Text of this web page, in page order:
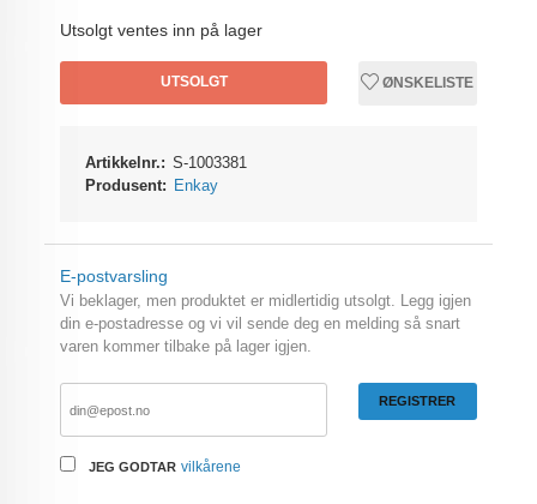
Utsolgt ventes inn på lager
UTSOLGT ØNSKELISTE
Artikkelnr.: S-1003381
Produsent: Enkay
E-postvarsling
Vi beklager, men produktet er midlertidig utsolgt. Legg igjen
din e-postadresse og vi vil sende deg en melding så snart
varen kommer tilbake på lager igjen.
JEG GODTAR vilkårene
REGISTRER